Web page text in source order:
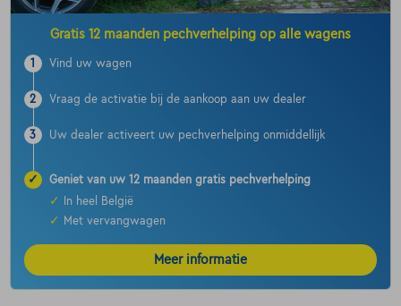
Gratis 12 maanden pechverhelping op alle wagens
1 Vind uw wagen
2 Vraag de activatie bij de aankoop aan uw dealer
3 Uw dealer activeert uw pechverhelping onmiddellijk
✓
Geniet van uw 12 maanden gratis pechverhelping
✓
In heel België
✓
Met vervangwagen
Meer informatie